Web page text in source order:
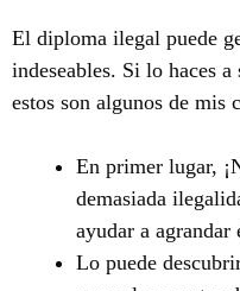
El diploma ilegal puede
indeseables. Si lo haces a
estos son algunos de mis
En primer lugar,
demasiada
ayudar a agrandar
Lo puede